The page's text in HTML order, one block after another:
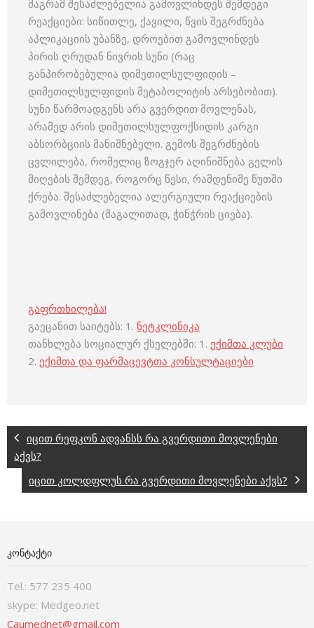
მაგრამ შესაძლებელია გამოვლინდეს შემდეგი
რეაქციები: სიწითლე, ქავილი, წვის შეგრძნება
აპლიკაციის უბანზე, დროებით გამოვლინდეს
პირის ღრუდან ნივრის სუნი (რაც
განპირობებულია დიმეთილსულფიდის –
დიმეთილსულფიდის მეტაბოლიტის არსებობით).
სუნი წარმოადგენს არა გვერდით მოვლენას,
არამედ არის დიმეთილსულფოქსიდის კარგი
აბსორბციის მანიშნებელი. გემოს შეგრძნების
ცვლილება, რომელიც ზოგჯერ აღინიშნება გელის
მიღების შემდეგ, როგორც წესი, რამდენიმე წუთში
ქრება. შესაძლებელია ალერგიული რეაქციების
გამოვლინება (მაგალითად, ჭინჭრის ციება).
გაფრთხილება!
გაეცანით საიტებს: 1. ნეტკლინიკა
თანხლება სოციალურ ქსელებში: 1. ექიმთა კლუბი
2. ექიმთა და ფარმაცევტთა კონსულტაციები
იცით რეფკონ ადვანსს რა გვერდითი მოვლენები
აქვს?
იცით კოლდფლუს რა გვერდითი მოვლენები აქვს?
ᲙᲝᲜᲢᲐᲥᲢᲘ
Tel.: 577 235 400
skype: Medgeo.net
Caumednet@gmail.com